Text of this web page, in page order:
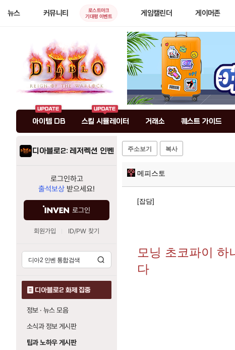
뉴스 커뮤니티
로스트아크
기대평 이벤트
게임캘린더 게이머존
아이템 DB 스킬 시뮬레이터 거래소 퀘스트 가이드
디아블로2: 레저렉션 인벤
로그인하고
출석보상 받으세요!
로그인
회원가입 ID/PW 찾기
디아블로2 화제 집중
정보 · 뉴스 모음
소식과 정보 게시판
팁과 노하우 게시판
주소보기 복사
메피스토
[잡담]
모닝 초코파이 하
다